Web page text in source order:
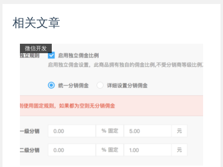
相关文章
微信开发